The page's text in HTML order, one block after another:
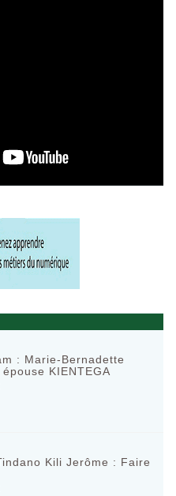
: Marie-Bernadette
épouse KIENTEGA
Kili Jerôme : Faire